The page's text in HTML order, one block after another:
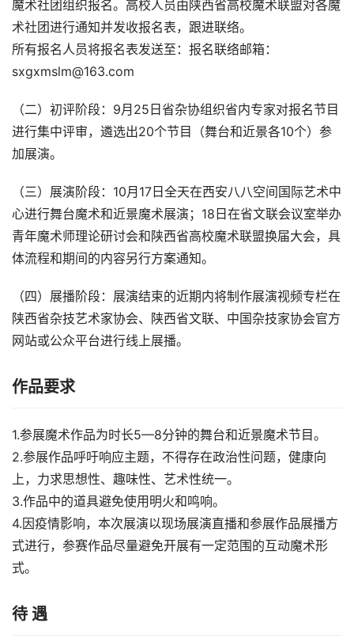
魔术社团组织报名。高校人员由陕西省高校魔术联盟对各魔
术社团进行通知并发收报名表，跟进联络。
所有报名人员将报名表发送至：报名联络邮箱：
sxgxmslm@163.com
（二）初评阶段：9月25日省杂协组织省内专家对报名节目
进行集中评审，遴选出20个节目（舞台和近景各10个）参
加展演。
（三）展演阶段：10月17日全天在西安八八空间国际艺术中
心进行舞台魔术和近景魔术展演；18日在省文联会议室举办
青年魔术师理论研讨会和陕西省高校魔术联盟换届大会，具
体流程和期间的内容另行方案通知。
（四）展播阶段：展演结束的近期内将制作展演视频专栏在
陕西省杂技艺术家协会、陕西省文联、中国杂技家协会官方
网站或公众平台进行线上展播。
作品要求
1.参展魔术作品为时长5—8分钟的舞台和近景魔术节目。
2.参展作品呼吁响应主题，不得存在政治性问题，健康向
上，力求思想性、趣味性、艺术性统一。
3.作品中的道具避免使用明火和鸣响。
4.因疫情影响，本次展演以现场展演直播和参展作品展播方
式进行，参赛作品尽量避免开展有一定范围的互动魔术形
式。
待 遇